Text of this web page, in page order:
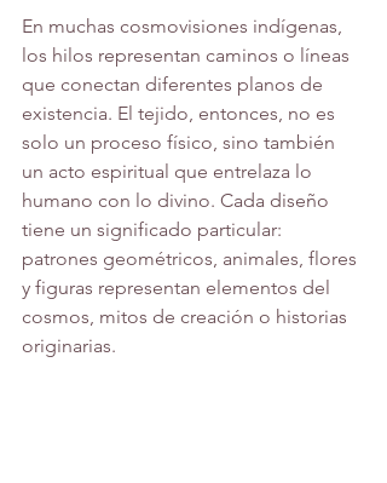
En muchas cosmovisiones indígenas,
los hilos representan caminos o líneas
que conectan diferentes planos de
existencia. El tejido, entonces, no es
solo un proceso físico, sino también
un acto espiritual que entrelaza lo
humano con lo divino. Cada diseño
tiene un significado particular:
patrones geométricos, animales, flores
y figuras representan elementos del
cosmos, mitos de creación o historias
originarias.